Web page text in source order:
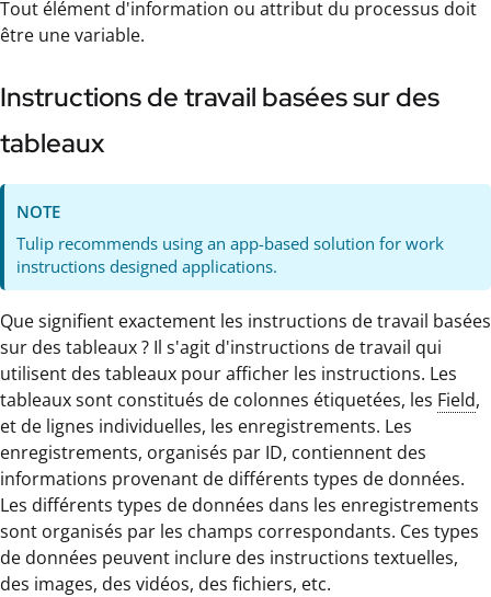
Tout élément d'information ou attribut du processus doit
être une variable.
Instructions de travail basées sur des
tableaux
NOTE
Tulip recommends using an app-based solution for work
instructions designed applications.
Que signifient exactement les instructions de travail basées
sur des tableaux ? Il s'agit d'instructions de travail qui
utilisent des tableaux pour afficher les instructions. Les
tableaux sont constitués de colonnes étiquetées, les Field,
et de lignes individuelles, les enregistrements. Les
enregistrements, organisés par ID, contiennent des
informations provenant de différents types de données.
Les différents types de données dans les enregistrements
sont organisés par les champs correspondants. Ces types
de données peuvent inclure des instructions textuelles,
des images, des vidéos, des fichiers, etc.